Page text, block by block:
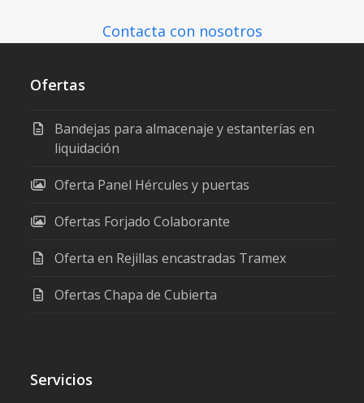
Contacta con nosotros
Ofertas
Bandejas para almacenaje y estanterías en
liquidación
Oferta Panel Hércules y puertas
Ofertas Forjado Colaborante
Oferta en Rejillas encastradas Tramex
Ofertas Chapa de Cubierta
Servicios